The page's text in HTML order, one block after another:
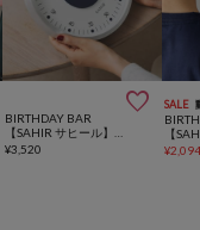

BIRTHDAY BAR
¥3,520
SALE
¥